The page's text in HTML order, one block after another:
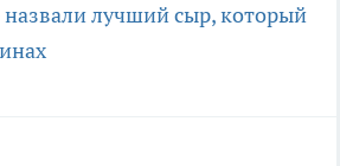
назвали лучший сыр, который